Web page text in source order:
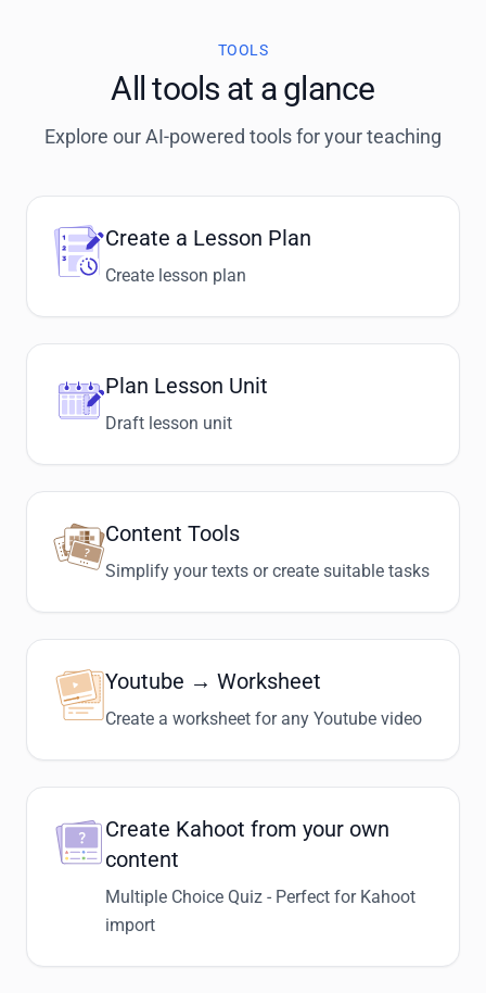
TOOLS
All tools at a glance
Explore our AI-powered tools for your teaching
Create a Lesson Plan
Create lesson plan
Plan Lesson Unit
Draft lesson unit
Content Tools
Simplify your texts or create suitable tasks
Youtube → Worksheet
Create a worksheet for any Youtube video
Create Kahoot from your own
content
Multiple Choice Quiz - Perfect for Kahoot
import